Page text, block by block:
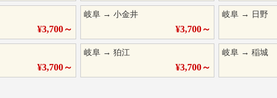
¥3,700～
岐阜 →小金井
¥3,700～
岐阜 → 日野
¥3,700～
岐阜 →狛江
¥3,700～
岐阜 →稲城